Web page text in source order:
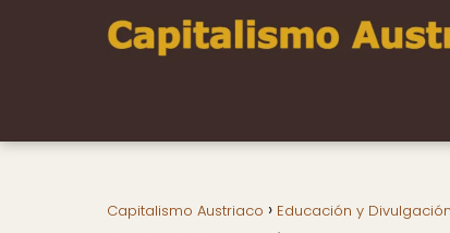
Capitalismo Austriaco Educación y Divulgación